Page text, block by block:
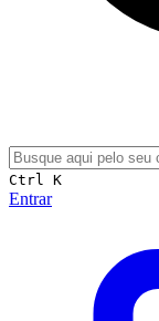
Ctrl K
Entrar